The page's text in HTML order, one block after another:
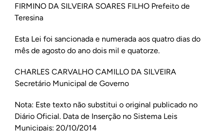
FIRMINO DA SILVEIRA SOARES FILHO Prefeito de
Teresina
Esta Lei foi sancionada e numerada aos quatro dias do
mês de agosto do ano dois mil e quatorze.
CHARLES CARVALHO CAMILLO DA SILVEIRA
Secretário Municipal de Governo
Nota: Este texto não substitui o original publicado no
Diário Oficial. Data de Inserção no Sistema Leis
Municipais: 20/10/2014